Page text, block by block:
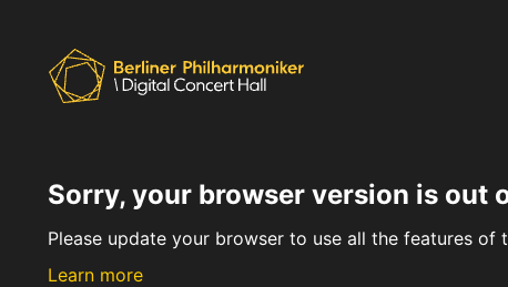
Sorry, your browser version is out
Please update your browser to use all the features of
Learn more